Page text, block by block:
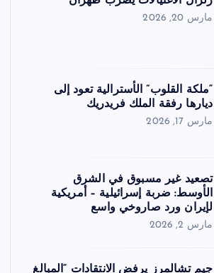
مارس 20, 2026
“ملكة القلوب” الأسترالية تعود إلى
ديارها رفقة الملك فريدريك
مارس 17, 2026
تصعيد غير مسبوق في الشرق
الأوسط: ضربة إسرائيلية – أمريكية
لإيران ورد صاروخي واسع
مارس 2, 2026
جيم تشالمرز يرفض الانتقادات “المبالغ